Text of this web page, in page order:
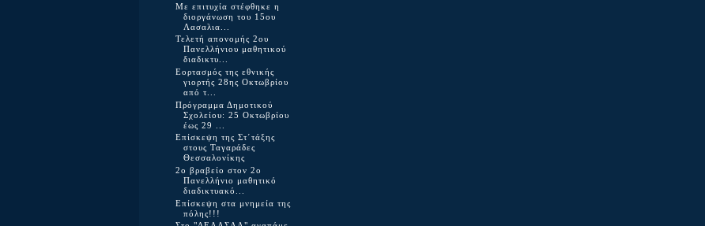
Με επιτυχία στέφθηκε η
διοργάνωση του 15ου
Λασαλια...
Τελετή απονομής 2ου
Πανελλήνιου μαθητικού
διαδικτυ...
Εορτασμός της εθνικής
γιορτής 28ης Οκτωβρίου
από τ...
Πρόγραμμα Δημοτικού
Σχολείου: 25 Οκτωβρίου
έως 29 ...
Επίσκεψη της Στ΄τάξης
στους Ταγαράδες
Θεσσαλονίκης
2o βραβείο στον 2ο
Πανελλήνιο μαθητικό
διαδικτυακό...
Επίσκεψη στα μνημεία της
πόλης!!!